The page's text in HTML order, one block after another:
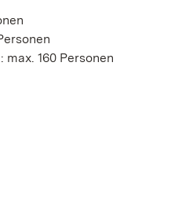
160 Personen